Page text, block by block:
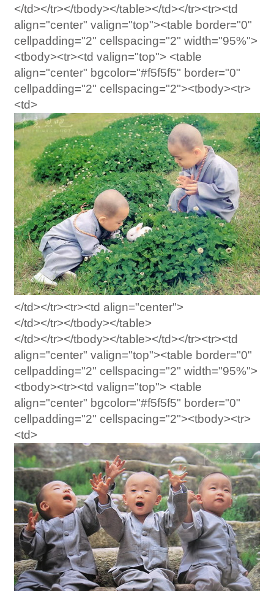
</td></tr></tbody></table></td></tr><tr><td
align="center" valign="top"><table border="0"
cellpadding="2" cellspacing="2" width="95%">
<tbody><tr><td valign="top"> <table
align="center" bgcolor="#f5f5f5" border="0"
cellpadding="2" cellspacing="2"><tbody><tr>
<td>
</td></tr><tr><td align="center">
</td></tr></tbody></table>
</td></tr></tbody></table></td></tr><tr><td
align="center" valign="top"><table border="0"
cellpadding="2" cellspacing="2" width="95%">
<tbody><tr><td valign="top"> <table
align="center" bgcolor="#f5f5f5" border="0"
cellpadding="2" cellspacing="2"><tbody><tr>
<td>